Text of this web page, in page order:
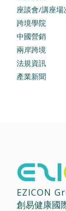
座談會/講座場
跨境學院
中國營銷
兩岸跨境
法規資訊
產業新聞
EZICON
創易健康國